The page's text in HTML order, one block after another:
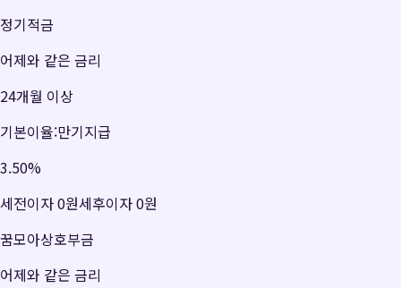
정기적금
어제와 같은 금리
24개월 이상
기본이율:만기지급
3.50%
세전이자0원세후이자0원
꿈모아상호부금
어제와 같은 금리